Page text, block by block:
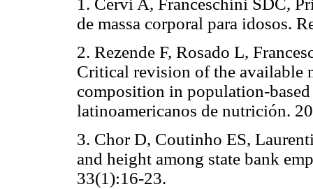
de massa corporal para idosos.
2. Rezende F, Rosado L,
Critical revision of the available
composition in population-
latinoamericanos de nutrición.
3. Chor D, Coutinho ES,
and height among state bank
33(1):16-23.